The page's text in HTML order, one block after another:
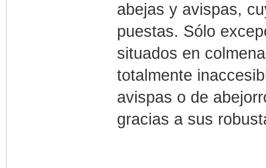
abejas y avispas,
puestas. Sólo
situados en
totalmente
avispas o de
gracias a sus